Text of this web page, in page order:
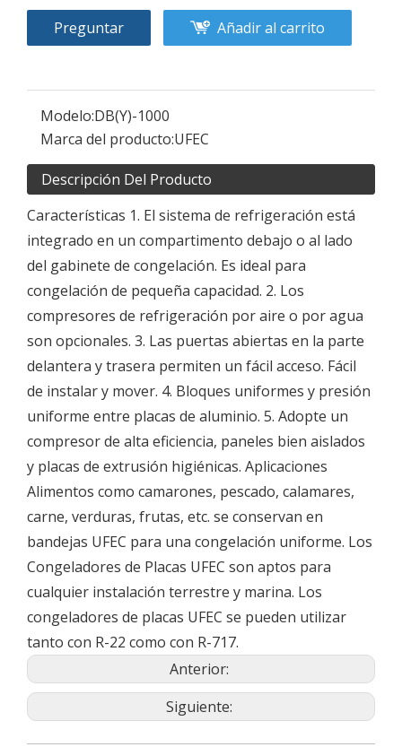
Preguntar Añadir al carrito
Modelo:DB(Y)-1000
Marca del producto:UFEC
Descripción Del Producto
Características 1. El sistema de refrigeración está
integrado en un compartimento debajo o al lado
del gabinete de congelación. Es ideal para
congelación de pequeña capacidad. 2. Los
compresores de refrigeración por aire o por agua
son opcionales. 3. Las puertas abiertas en la parte
delantera y trasera permiten un fácil acceso. Fácil
de instalar y mover. 4. Bloques uniformes y presión
uniforme entre placas de aluminio. 5. Adopte un
compresor de alta eficiencia, paneles bien aislados
y placas de extrusión higiénicas. Aplicaciones
Alimentos como camarones, pescado, calamares,
carne, verduras, frutas, etc. se conservan en
bandejas UFEC para una congelación uniforme. Los
Congeladores de Placas UFEC son aptos para
cualquier instalación terrestre y marina. Los
congeladores de placas UFEC se pueden utilizar
tanto con R-22 como con R-717.
Anterior:
Siguiente: